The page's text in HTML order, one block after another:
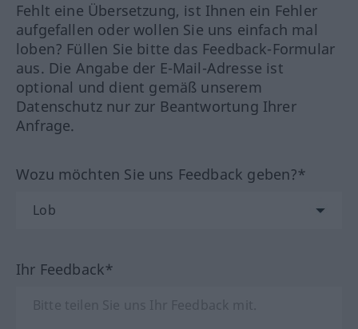
Fehlt eine Übersetzung, ist Ihnen ein Fehler
aufgefallen oder wollen Sie uns einfach mal
loben? Füllen Sie bitte das Feedback-Formular
aus. Die Angabe der E-Mail-Adresse ist
optional und dient gemäß unserem
Datenschutz nur zur Beantwortung Ihrer
Anfrage.
Wozu möchten Sie uns Feedback geben?*
Ihr Feedback*